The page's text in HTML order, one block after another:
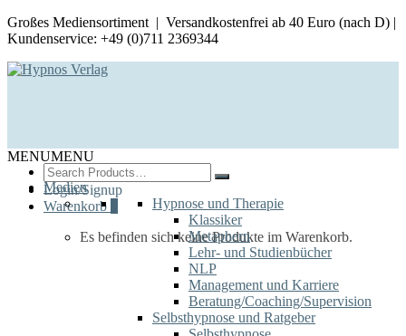
Großes Mediensortiment | Versandkostenfrei ab 40 Euro (nach D) |
Kundenservice: +49 (0)711 2369344
Search
for:
Login/Signup
Warenkorb
Es befinden sich keine Produkte im Warenkorb.
MENUMENU
Medien
Hypnose und Therapie
Klassiker
Metaphern
Lehr- und Studienbücher
NLP
Management und Karriere
Beratung/Coaching/Supervision
Selbsthypnose und Ratgeber